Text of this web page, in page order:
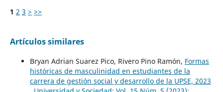
1 2 3 > >>
Artículos similares
Bryan Adrian Suarez Pico, Rivero Pino Ramón, Formas
históricas de masculinidad en estudiantes de la
carrera de gestión social y desarrollo de la UPSE, 2023